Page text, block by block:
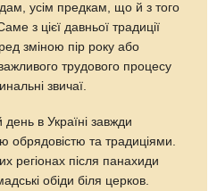
усім предкам, що й з того
з цієї давньої традиції
зміною пір року або
трудового процесу
звичаї.
в Україні завжди
обрядовістю та традиціями.
регіонах після панахиди
обіди біля церков.